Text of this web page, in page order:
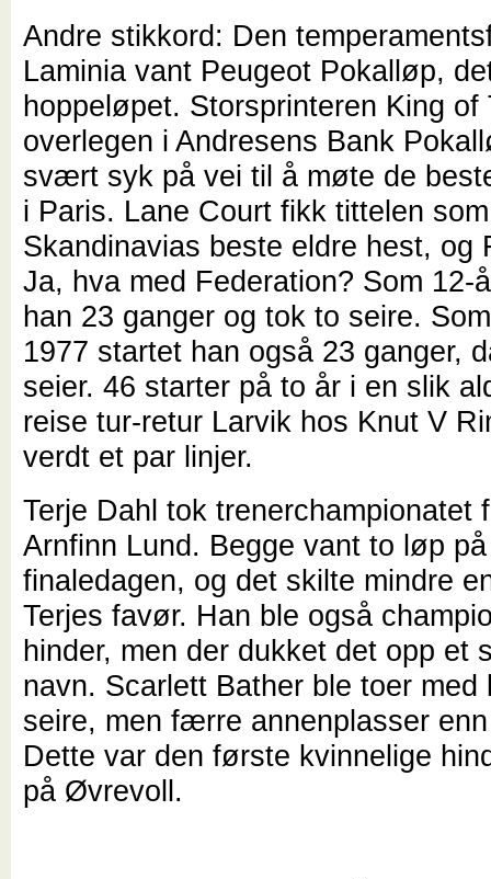
Andre stikkord: Den
Laminia vant Peugeot Pokalløp,
hoppeløpet. Storsprinteren King of
overlegen i Andresens Bank
svært syk på vei til å møte de
i Paris. Lane Court fikk tittelen som
Skandinavias beste eldre hest, og
Ja, hva med Federation? Som 12-
han 23 ganger og tok to seire.
1977 startet han også 23 ganger,
seier. 46 starter på to år i en slik
reise tur-retur Larvik hos Knut V
verdt et par linjer.
Terje Dahl tok trenerchampionatet
Arnfinn Lund. Begge vant to løp på
finaledagen, og det skilte mindre
Terjes favør. Han ble også
hinder, men der dukket det opp et
navn. Scarlett Bather ble toer med
seire, men færre annenplasser
Dette var den første kvinnelige
på Øvrevoll.